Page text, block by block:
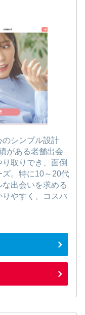
シンプル設計
がある老舗出会
取りでき、面倒
。特に10～20代
出会いを求める
やすく、コスパ